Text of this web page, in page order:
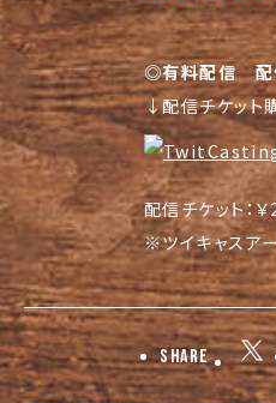
◎有料配信 配
↓配信チケット
配信チケット：
※ツイキャスア
Share